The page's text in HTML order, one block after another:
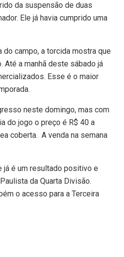
da suspensão de duas
Ele já havia cumprido uma
do campo, a torcida mostra que
Até a manhã deste sábado já
Esse é o maior
neste domingo, mas com
do jogo o preço é R$ 40 a
coberta. A venda na semana
já é um resultado positivo e
da Quarta Divisão.
o acesso para a Terceira